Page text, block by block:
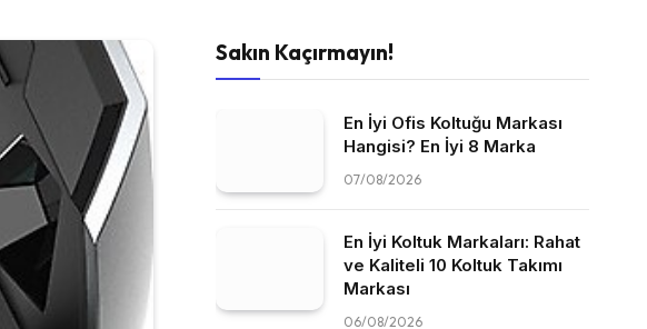
Sakın Kaçırmayın!
En İyi Ofis Koltuğu Markası
Hangisi? En İyi 8 Marka
07/08/2026
En İyi Koltuk Markaları: Rahat
ve Kaliteli 10 Koltuk Takımı
Markası
06/08/2026